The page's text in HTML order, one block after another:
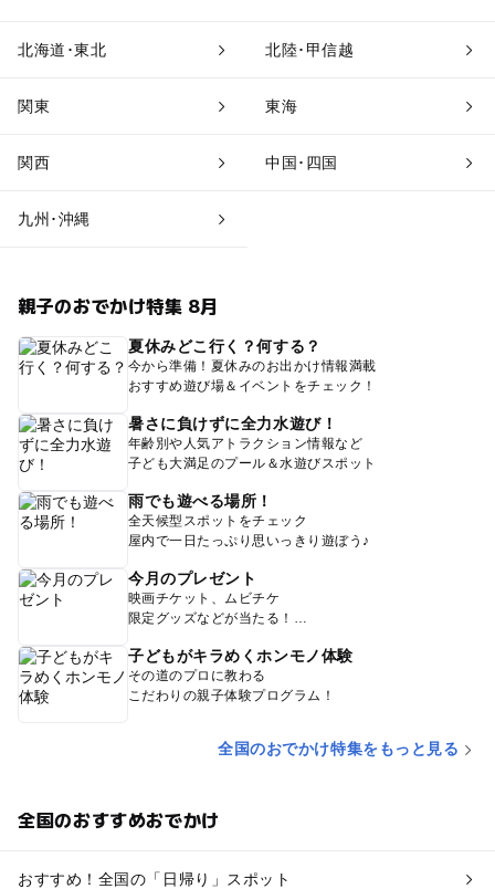
北海道･東北 北陸･甲信越
関東 東海
関西 中国･四国
九州･沖縄
親子のおでかけ特集 8月
夏休みどこ行く？何する？
今から準備！夏休みのお出かけ情報満載
おすすめ遊び場＆イベントをチェック！
暑さに負けずに全力水遊び！
年齢別や人気アトラクション情報など
子ども大満足のプール＆水遊びスポット
雨でも遊べる場所！
全天候型スポットをチェック
屋内で一日たっぷり思いっきり遊ぼう♪
今月のプレゼント
映画チケット、ムビチケ
限定グッズなどが当たる！
子どもがキラめくホンモノ体験
その道のプロに教わる
こだわりの親子体験プログラム！
全国のおでかけ特集をもっと見る
全国のおすすめおでかけ
おすすめ！全国の「日帰り」スポット